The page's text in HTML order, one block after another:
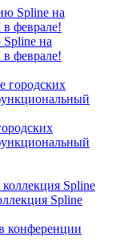
на
феврале!
Spline